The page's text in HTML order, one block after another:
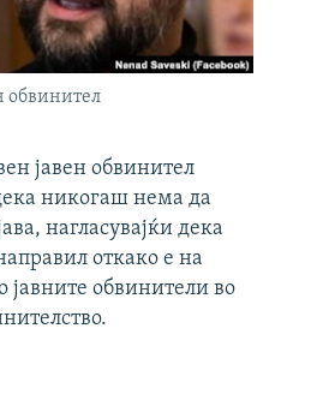
обвинител
јавен обвинител
никогаш нема да
нагласувајќи дека
откако е на
јавните обвинители во